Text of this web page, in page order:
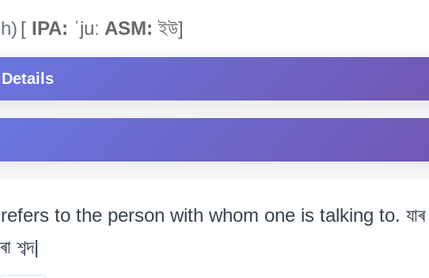
[ IPA: ˈjuː ASM: ইউ]
refers to the person with whom one is talking to. যাৰ
শব্দ|